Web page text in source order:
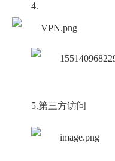
4.
5.第三方访问